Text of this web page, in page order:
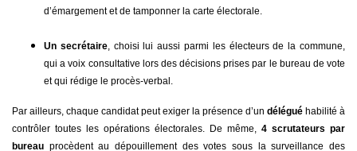
d’émargement et de tamponner la carte électorale.
Un secrétaire, choisi lui aussi parmi les électeurs de la commune,
qui a voix consultative lors des décisions prises par le bureau de vote
et qui rédige le procès-verbal.
Par ailleurs, chaque candidat peut exiger la présence d’un délégué habilité à
contrôler toutes les opérations électorales. De même, 4 scrutateurs par
bureau procèdent au dépouillement des votes sous la surveillance des